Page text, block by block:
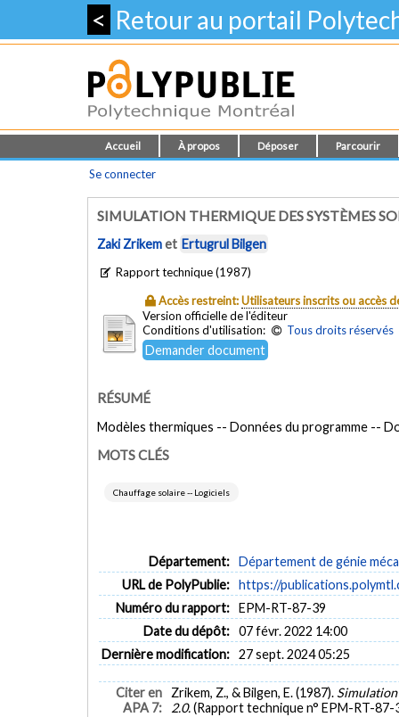
< Retour au portail
Accueil À propos Déposer Parcourir
Se connecter
SIMULATION THERMIQUE DES SYSTÈMES
Zaki Zrikemet Ertugrul Bilgen
Rapport technique (1987)
Accès restreint:Utilisateurs inscrits ou accès
Version officielle de l'éditeur
Conditions d'utilisation:
Tous droits réservés
Demander document
RÉSUMÉ
Modèles thermiques -- Données du programme --
MOTS CLÉS
Chauffage solaire -- Logiciels
Département: Département de génie
URL de PolyPublie: https://
Numéro du rapport: EPM-RT-87-39
Date du dépôt: 07 févr. 2022 14:00
Dernière modification: 27 sept. 2024 05:25
Citer en
APA 7:
Zrikem, Z., & Bilgen, E. (1987). Simulation
2.0.(Rapport technique n° EPM-RT-87-